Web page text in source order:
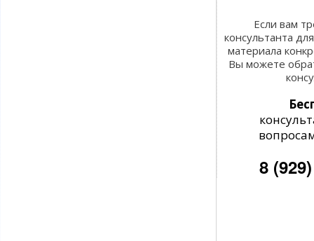
Если вам
консультанта
материала
Вы можете
8